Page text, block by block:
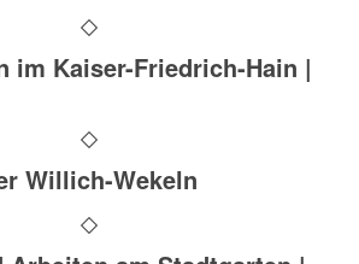
im Kaiser-Friedrich-Hain |
Willich-Wekeln